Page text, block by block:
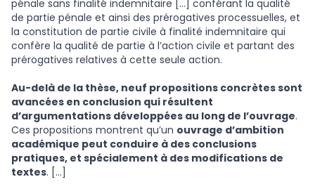
pénale sans finalité indemnitaire […] conférant la qualité
de partie pénale et ainsi des prérogatives processuelles, et
la constitution de partie civile à finalité indemnitaire qui
confère la qualité de partie à l’action civile et partant des
prérogatives relatives à cette seule action.
Au-delà de la thèse, neuf propositions concrètes sont
avancées en conclusion qui résultent
d’argumentations développées au long de l’ouvrage.
Ces propositions montrent qu’un ouvrage d’ambition
académique peut conduire à des conclusions
pratiques, et spécialement à des modifications de
textes. […]